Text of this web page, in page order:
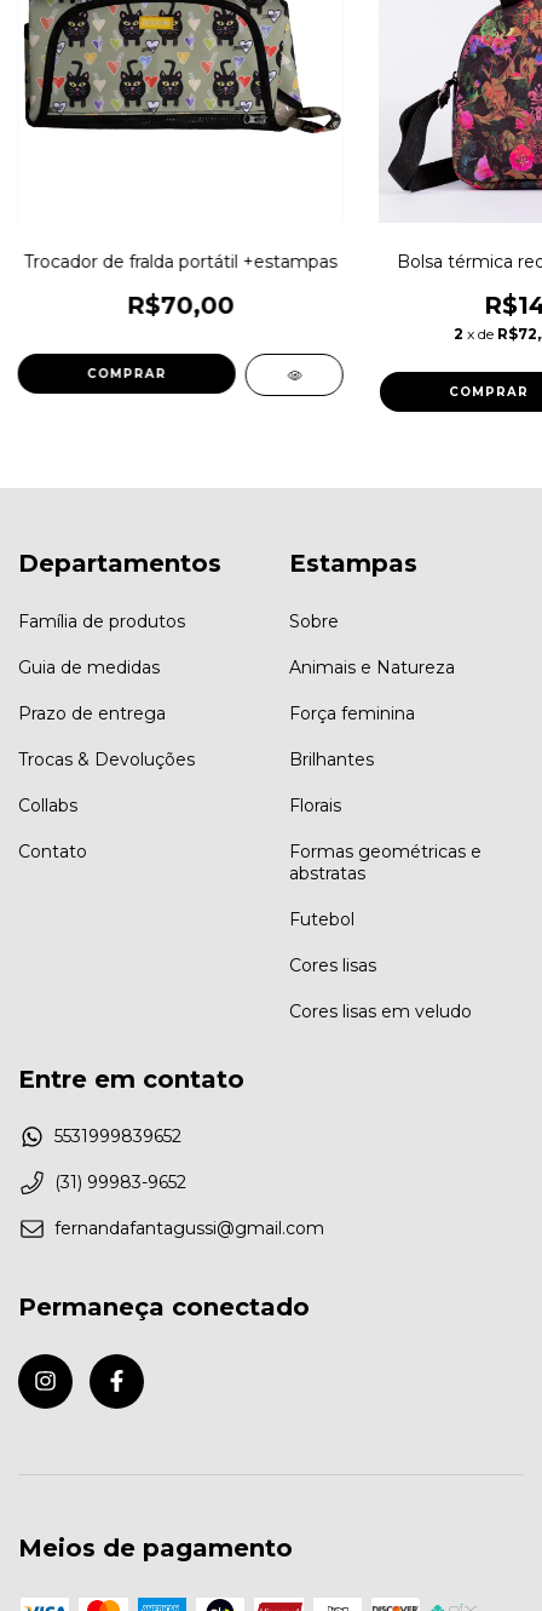
Trocador de fralda portátil +estampas
R$70,00
COMPRAR
Bolsa térmica
2 x de
COMPRAR
Departamentos
Família de produtos
Guia de medidas
Prazo de entrega
Trocas & Devoluções
Collabs
Contato
Estampas
Sobre
Animais e Natureza
Força feminina
Brilhantes
Florais
Formas geométricas e
abstratas
Futebol
Cores lisas
Cores lisas em veludo
Entre em contato
5531999839652
(31) 99983-9652
fernandafantagussi@gmail.com
Permaneça conectado
Meios de pagamento
você?